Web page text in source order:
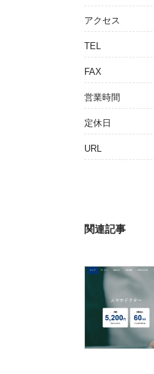
アクセス
TEL
FAX
営業時間
定休日
URL
関連記事